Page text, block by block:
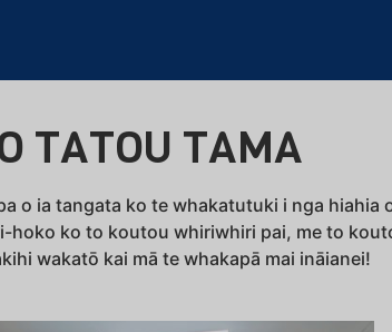
TATOU TAMA
o ia tangata ko te whakatutuki i nga hiahia
ko to koutou whiriwhiri pai, me to
wakatō kai mā te whakapā mai ināianei!